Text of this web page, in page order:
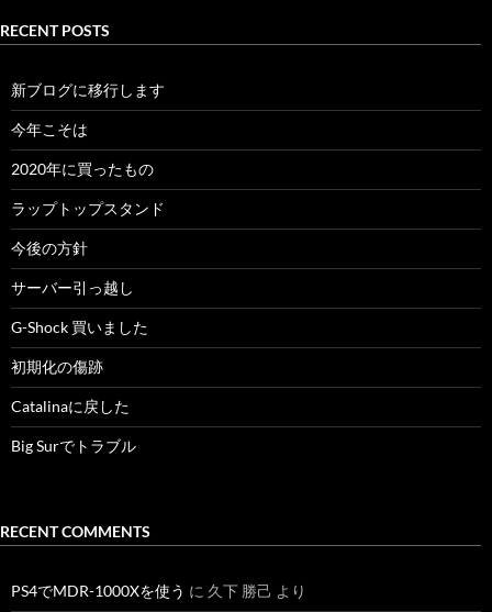
RECENT POSTS
新ブログに移行します
今年こそは
2020年に買ったもの
ラップトップスタンド
今後の方針
サーバー引っ越し
G-Shock 買いました
初期化の傷跡
Catalinaに戻した
Big Surでトラブル
RECENT COMMENTS
PS4でMDR-1000Xを使う に 久下 勝己 より